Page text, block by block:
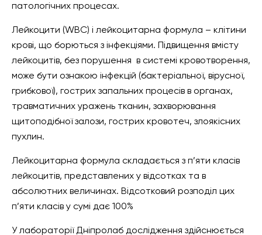
патологічних процесах.
Лейкоцити (WBC) і лейкоцитарна формула – клітини
крові, що борються з інфекціями. Підвищення вмісту
лейкоцитів, без порушення в системі кровотворення,
може бути ознакою інфекцій (бактеріальної, вірусної,
грибкової), гострих запальних процесів в органах,
травматичних уражень тканин, захворювання
щитоподібної залози, гострих кровотеч, злоякісних
пухлин.
Лейкоцитарна формула складається з п’яти класів
лейкоцитів, представлених у відсотках та в
абсолютних величинах. Відсотковий розподіл цих
п’яти класів у сумі дає 100%
У лабораторії Дніпролаб дослідження здійснюється